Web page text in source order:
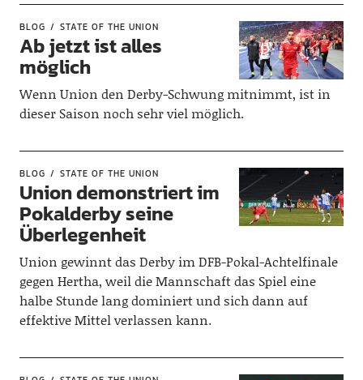
BLOG STATE OF THE UNION
Ab jetzt ist alles
möglich
Wenn Union den Derby-Schwung mitnimmt, ist in
dieser Saison noch sehr viel möglich.
BLOG STATE OF THE UNION
Union demonstriert im
Pokalderby seine
Überlegenheit
Union gewinnt das Derby im DFB-Pokal-Achtelfinale
gegen Hertha, weil die Mannschaft das Spiel eine
halbe Stunde lang dominiert und sich dann auf
effektive Mittel verlassen kann.